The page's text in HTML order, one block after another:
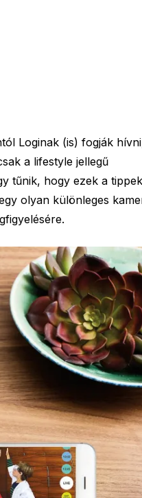
Loginak (is) fogják
a lifestyle jellegű
tűnik, hogy ezek a tippek
olyan különleges